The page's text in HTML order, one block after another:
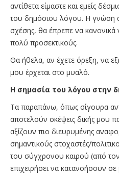
αντίθετα είμαστε και εμείς
του δημόσιου λόγου. Η γνώση
σχέσης, θα έπρεπε να κανονικά
πολύ προσεκτικούς.
Θα ήθελα, αν έχετε όρεξη, να
μου έρχεται στο μυαλό.
Η σημασία του λόγου στην
Τα παραπάνω, όπως σίγουρα
αποτελούν σκέψεις δικής μου
αξίζουν πιο διευρυμένης
σημαντικούς στοχαστές/
του σύγχρονου καιρού (από
επιχειρήσει να κατανοήσουν